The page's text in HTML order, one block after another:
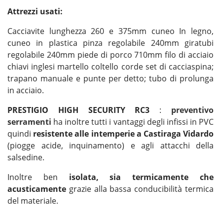
Attrezzi usati:
Cacciavite lunghezza 260 e 375mm cuneo In legno,
cuneo in plastica pinza regolabile 240mm giratubi
regolabile 240mm piede di porco 710mm filo di acciaio
chiavi inglesi martello coltello corde set di cacciaspina;
trapano manuale e punte per detto; tubo di prolunga
in acciaio.
PRESTIGIO HIGH SECURITY RC3 : preventivo
serramenti ha inoltre tutti i vantaggi degli infissi in PVC
quindi resistente alle intemperie a Castiraga Vidardo
(piogge acide, inquinamento) e agli attacchi della
salsedine.
Inoltre ben isolata, sia termicamente che
acusticamente grazie alla bassa conducibilità termica
del materiale.